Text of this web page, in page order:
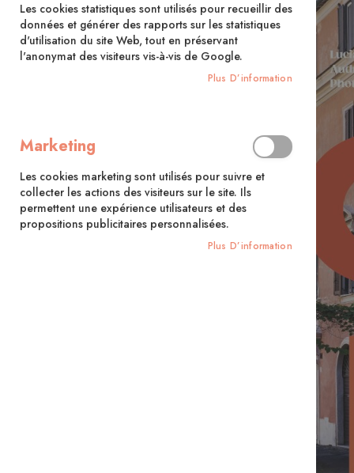
the
end
of
the
Les cookies statistiques sont utilisés pour recueillir des
données et générer des rapports sur les statistiques
d'utilisation du site Web, tout en préservant
l'anonymat des visiteurs vis-à-vis de Google.
Plus D’information
Marketing
Les cookies marketing sont utilisés pour suivre et
collecter les actions des visiteurs sur le site. Ils
permettent une expérience utilisateurs et des
propositions publicitaires personnalisées.
Plus D’information